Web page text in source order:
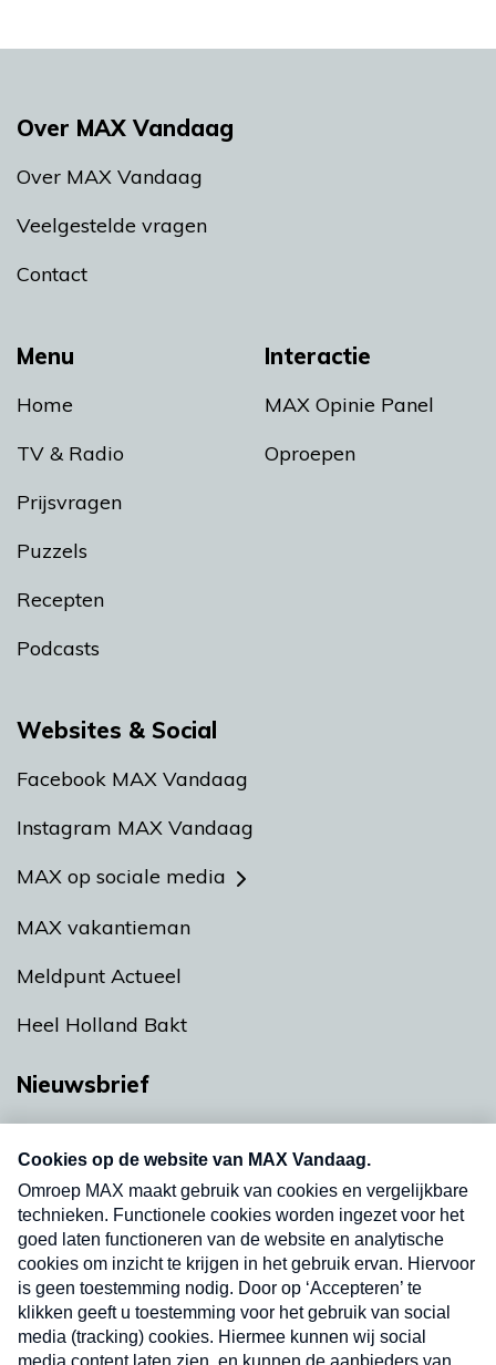
Menu
Home
TV & Radio
Prijsvragen
Puzzels
Recepten
Podcasts
Interactie
MAX Opinie Panel
Oproepen
Over MAX Vandaag
Over MAX Vandaag
Veelgestelde vragen
Contact
Websites & Social
Facebook MAX Vandaag
Instagram MAX Vandaag
MAX op sociale media
MAX vakantieman
Meldpunt Actueel
Heel Holland Bakt
Nieuwsbrief
nieuwsbrief. Elke vrijdag- en dinsdagochtend in
uw mailbox.
Verzend